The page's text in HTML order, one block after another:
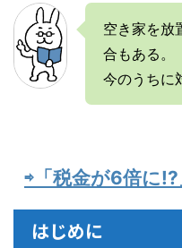
空き家を放
合もある。
今のうちに
⇨「税金が6倍に
はじめに